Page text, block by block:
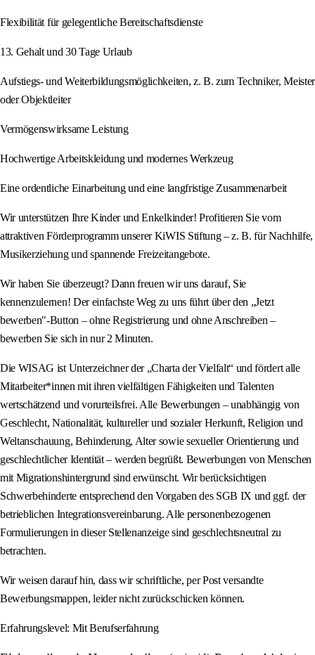
Flexibilität für gelegentliche Bereitschaftsdienste
13. Gehalt und 30 Tage Urlaub
Aufstiegs- und Weiterbildungsmöglichkeiten, z. B. zum Techniker, Meister
oder Objektleiter
Vermögenswirksame Leistung
Hochwertige Arbeitskleidung und modernes Werkzeug
Eine ordentliche Einarbeitung und eine langfristige Zusammenarbeit
Wir unterstützen Ihre Kinder und Enkelkinder! Profitieren Sie vom
attraktiven Förderprogramm unserer KiWIS Stiftung – z. B. für Nachhilfe,
Musikerziehung und spannende Freizeitangebote.
Wir haben Sie überzeugt? Dann freuen wir uns darauf, Sie
kennenzulernen! Der einfachste Weg zu uns führt über den „Jetzt
bewerben"-Button – ohne Registrierung und ohne Anschreiben –
bewerben Sie sich in nur 2 Minuten.
Die WISAG ist Unterzeichner der „Charta der Vielfalt“ und fördert alle
Mitarbeiter*innen mit ihren vielfältigen Fähigkeiten und Talenten
wertschätzend und vorurteilsfrei. Alle Bewerbungen – unabhängig von
Geschlecht, Nationalität, kultureller und sozialer Herkunft, Religion und
Weltanschauung, Behinderung, Alter sowie sexueller Orientierung und
geschlechtlicher Identität – werden begrüßt. Bewerbungen von Menschen
mit Migrationshintergrund sind erwünscht. Wir berücksichtigen
Schwerbehinderte entsprechend den Vorgaben des SGB IX und ggf. der
betrieblichen Integrationsvereinbarung. Alle personenbezogenen
Formulierungen in dieser Stellenanzeige sind geschlechtsneutral zu
betrachten.
Wir weisen darauf hin, dass wir schriftliche, per Post versandte
Bewerbungsmappen, leider nicht zurückschicken können.
Erfahrungslevel: Mit Berufserfahrung